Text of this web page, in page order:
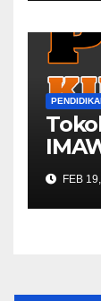
FEB